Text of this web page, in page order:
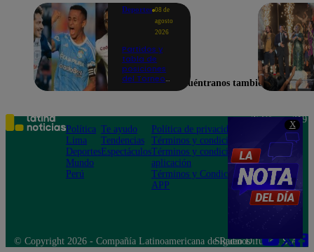
X
Deportes 08 de
agosto
2026
Partidos y
tabla de
posiciones
del Torneo
en la fecha 4
Encuéntranos también en
Política
Lima
Deportes
Mundo
Perú
Te ayudo
Tendencias
Espectáculos
Política de privacidad
Términos y condiciones
Términos y condiciones
aplicación
Términos y Condiciones
APP
Teléfono: 219
Av. San
Felipe 968
Jesús María
© Copyright 2026 - Compañía Latinoamericana de Radio Difusión S.A.
Síguenos